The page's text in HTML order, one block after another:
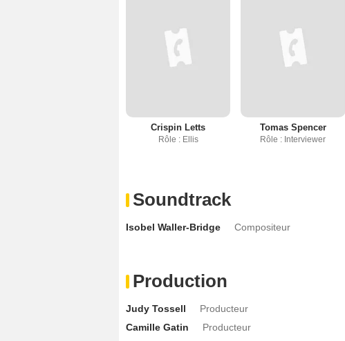
Crispin Letts
Rôle : Ellis
Tomas Spencer
Rôle : Interviewer
Soundtrack
Isobel Waller-Bridge Compositeur
Production
Judy Tossell
Producteur
Camille Gatin
Producteur